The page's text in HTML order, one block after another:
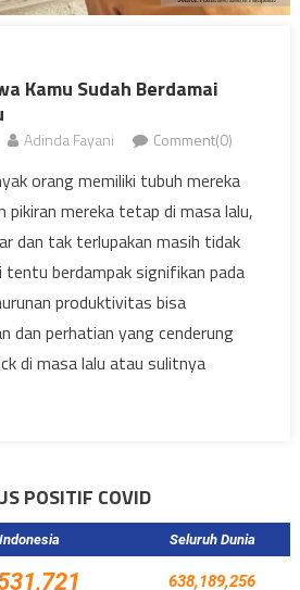
Kamu Sudah Berdamai
Adinda Fayani Comment(0)
orang memiliki tubuh mereka
pikiran mereka tetap di masa lalu,
dan tak terlupakan masih tidak
berdampak signifikan pada
produktivitas bisa
dan perhatian yang cenderung
di masa lalu atau sulitnya
POSITIF COVID